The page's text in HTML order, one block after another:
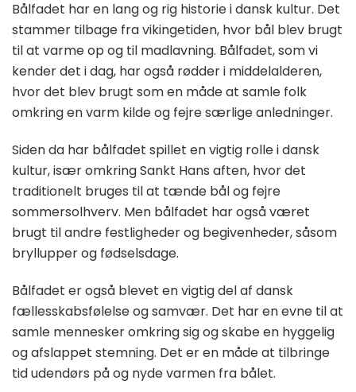
Bålfadet har en lang og rig historie i dansk kultur. Det
stammer tilbage fra vikingetiden, hvor bål blev brugt
til at varme op og til madlavning. Bålfadet, som vi
kender det i dag, har også rødder i middelalderen,
hvor det blev brugt som en måde at samle folk
omkring en varm kilde og fejre særlige anledninger.
Siden da har bålfadet spillet en vigtig rolle i dansk
kultur, især omkring Sankt Hans aften, hvor det
traditionelt bruges til at tænde bål og fejre
sommersolhverv. Men bålfadet har også været
brugt til andre festligheder og begivenheder, såsom
bryllupper og fødselsdage.
Bålfadet er også blevet en vigtig del af dansk
fællesskabsfølelse og samvær. Det har en evne til at
samle mennesker omkring sig og skabe en hyggelig
og afslappet stemning. Det er en måde at tilbringe
tid udendørs på og nyde varmen fra bålet.